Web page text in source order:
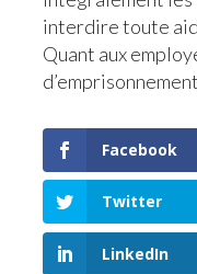
interdire toute
Quant aux
Facebook
Twitter
LinkedIn